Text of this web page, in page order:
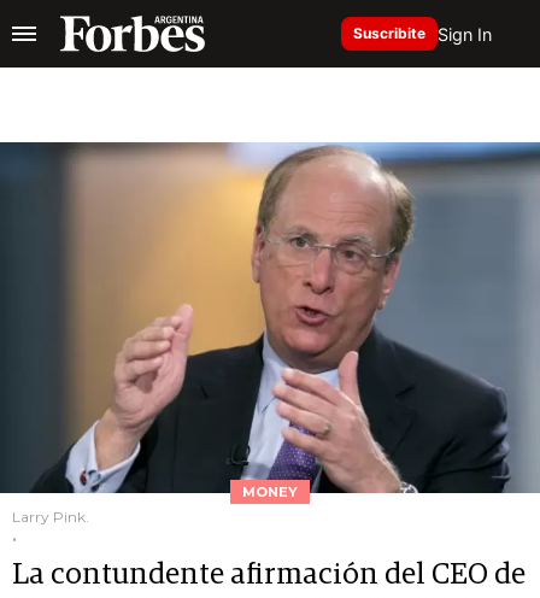
Suscribite Sign In
MONEY
Larry Pink.
.
La contundente afirmación del CEO de